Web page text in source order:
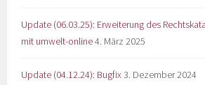
Update (06.03.25): Erweiterung des
mit umwelt-online4. März 2025
Update (04.12.24): Bugfix3. Dezember 2024